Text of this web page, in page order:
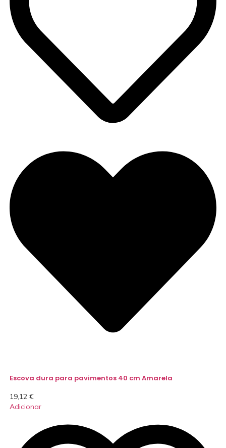
Escova dura para pavimentos 40 cm Amarela
19,12 €
Adicionar